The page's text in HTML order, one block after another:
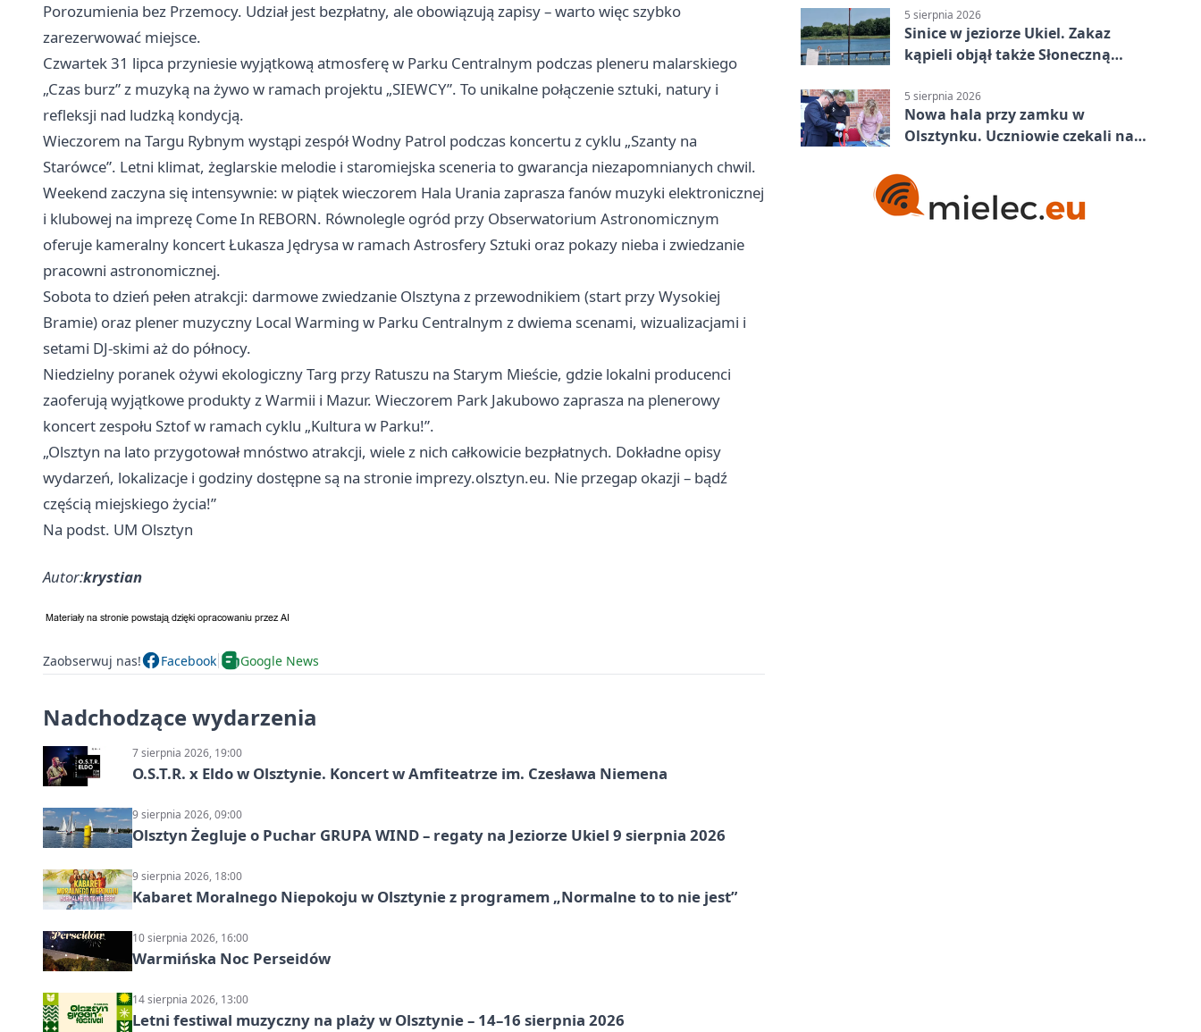
Porozumienia bez Przemocy. Udział jest bezpłatny, ale obowiązują zapisy – warto więc szybko
zarezerwować miejsce.
Czwartek 31 lipca przyniesie wyjątkową atmosferę w Parku Centralnym podczas pleneru malarskiego
„Czas burz” z muzyką na żywo w ramach projektu „SIEWCY”. To unikalne połączenie sztuki, natury i
refleksji nad ludzką kondycją.
Wieczorem na Targu Rybnym wystąpi zespół Wodny Patrol podczas koncertu z cyklu „Szanty na
Starówce”. Letni klimat, żeglarskie melodie i staromiejska sceneria to gwarancja niezapomnianych chwil.
Weekend zaczyna się intensywnie: w piątek wieczorem Hala Urania zaprasza fanów muzyki elektronicznej
i klubowej na imprezę Come In REBORN. Równolegle ogród przy Obserwatorium Astronomicznym
oferuje kameralny koncert Łukasza Jędrysa w ramach Astrosfery Sztuki oraz pokazy nieba i zwiedzanie
pracowni astronomicznej.
Sobota to dzień pełen atrakcji: darmowe zwiedzanie Olsztyna z przewodnikiem (start przy Wysokiej
Bramie) oraz plener muzyczny Local Warming w Parku Centralnym z dwiema scenami, wizualizacjami i
setami DJ-skimi aż do północy.
Niedzielny poranek ożywi ekologiczny Targ przy Ratuszu na Starym Mieście, gdzie lokalni producenci
zaoferują wyjątkowe produkty z Warmii i Mazur. Wieczorem Park Jakubowo zaprasza na plenerowy
koncert zespołu Sztof w ramach cyklu „Kultura w Parku!”.
„Olsztyn na lato przygotował mnóstwo atrakcji, wiele z nich całkowicie bezpłatnych. Dokładne opisy
wydarzeń, lokalizacje i godziny dostępne są na stronie imprezy.olsztyn.eu. Nie przegap okazji – bądź
częścią miejskiego życia!”
Na podst. UM Olsztyn
Autor:krystian
Zaobserwuj nas! Facebook Google News
Nadchodzące wydarzenia
7 sierpnia 2026, 19:00
O.S.T.R. x Eldo w Olsztynie. Koncert w Amfiteatrze im. Czesława Niemena
9 sierpnia 2026, 09:00
Olsztyn Żegluje o Puchar GRUPA WIND – regaty na Jeziorze Ukiel 9 sierpnia 2026
9 sierpnia 2026, 18:00
Kabaret Moralnego Niepokoju w Olsztynie z programem „Normalne to to nie jest”
10 sierpnia 2026, 16:00
Warmińska Noc Perseidów
14 sierpnia 2026, 13:00
Letni festiwal muzyczny na plaży w Olsztynie – 14–16 sierpnia 2026
5 sierpnia 2026
Sinice w jeziorze Ukiel. Zakaz
kąpieli objął także Słoneczną
5 sierpnia 2026
Nowa hala przy zamku w
Olsztynku. Uczniowie czekali na